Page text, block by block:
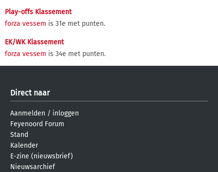
Play-offs Klassement
forza vessem is 31e met punten.
EK/WK Klassement
forza vessem is 34e met punten.
Direct naar
Aanmelden / inloggen
Feyenoord Forum
Stand
Kalender
E-zine (nieuwsbrief)
Nieuwsarchief